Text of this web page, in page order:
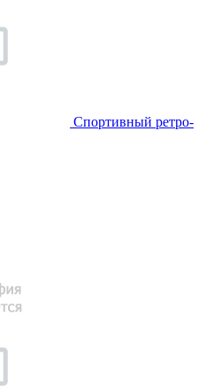
Спортивный ретро-